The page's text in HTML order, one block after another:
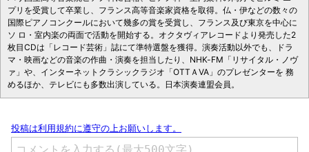
プリを受賞して卒業し、フランス高等音楽家資格を取得。仏・伊などの数々の
国際ピアノコンクールにおいて幾多の賞を受賞し、フランス及び東京を中心に
ソ ロ・室内楽の両面で活動を開始する。オクタヴィアレコードより発売した2
枚目CDは「レコード芸術」誌にて準特選盤を獲得。演奏活動以外でも、ドラ
マ・映画などの音楽の作曲・演奏を担当したり、NHK-FM「リサイタル・ノヴ
ァ」や、インターネットクラシックラジオ「OTTＡVA」のプレゼンターを 務
めるほか、テレビにも多数出演している。日本演奏連盟会員。